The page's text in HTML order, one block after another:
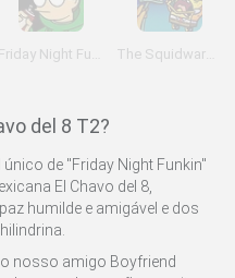
Friday Night Funkin' vs Eddsworld The Squidward Tricky Mod
del 8 T2?
de "Friday Night Funkin"
El Chavo del 8,
humilde e amigável e dos
nosso amigo Boyfriend